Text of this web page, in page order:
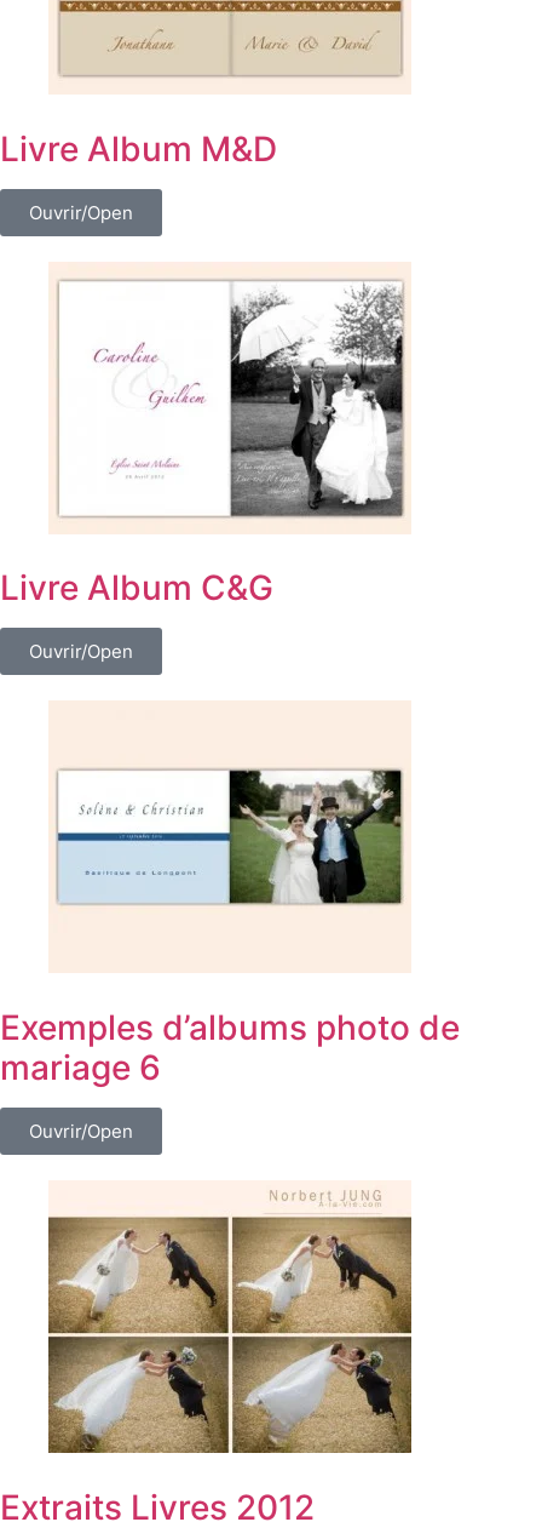
Livre Album M&D
Ouvrir/Open
Livre Album C&G
Ouvrir/Open
Exemples d’albums photo de
mariage 6
Ouvrir/Open
Extraits Livres 2012